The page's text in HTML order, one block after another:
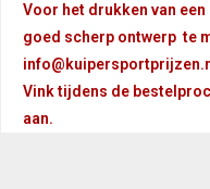
Voor het drukken van
goed scherp ontwerp te
Vink tijdens de
aan.